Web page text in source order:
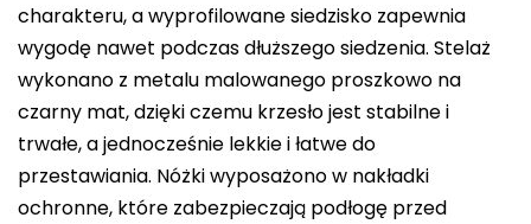
charakteru, a wyprofilowane siedzisko zapewnia
wygodę nawet podczas dłuższego siedzenia. Stelaż
wykonano z metalu malowanego proszkowo na
czarny mat, dzięki czemu krzesło jest stabilne i
trwałe, a jednocześnie lekkie i łatwe do
przestawiania. Nóżki wyposażono w nakładki
ochronne, które zabezpieczają podłogę przed